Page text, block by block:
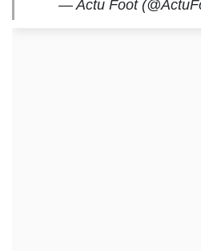
— Actu Foot